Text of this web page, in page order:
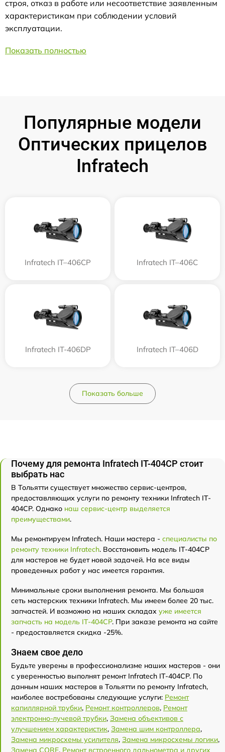
строя, отказ в работе или несоответствие заявленным
характеристикам при соблюдении условий
эксплуатации.
Показать полностью
Популярные модели
Оптических прицелов
Infratech
Infratech IT–406СP Infratech IT–406С
Infratech IT-406DP Infratech IT–406D
Показать больше
Почему для ремонта Infratech IT-404CP стоит
выбрать нас
В Тольятти существует множество сервис-центров,
предоставляющих услуги по ремонту техники Infratech IT-
404CP. Однако наш сервис-центр выделяется
преимуществами.
Мы ремонтируем Infratech. Наши мастера - специалисты по
ремонту техники Infratech. Восстановить модель IT-404CP
для мастеров не будет новой задачей. На все виды
проведенных работ у нас имеется гарантия.
Минимальные сроки выполнения ремонта. Мы большая
сеть мастерских техники Infratech. Мы имеем более 20 тыс.
запчастей. И возможно на наших складах уже имеется
запчасть на модель IT-404CP. При заказе ремонта на сайте
- предоставляется скидка -25%.
Знаем свое дело
Будьте уверены в профессионализме наших мастеров - они
с уверенностью выполнят ремонт Infratech IT-404CP. По
данным наших мастеров в Тольятти по ремонту Infratech,
наиболее востребованы следующие услуги: Ремонт
капиллярной трубки, Ремонт контроллеров, Ремонт
электронно-лучевой трубки, Замена объективов с
улучшением характеристик, Замена шим контроллера,
Замена микросхемы усилителя, Замена микросхемы логики,
Замена CORE, Ремонт встроенного дальнометра и других